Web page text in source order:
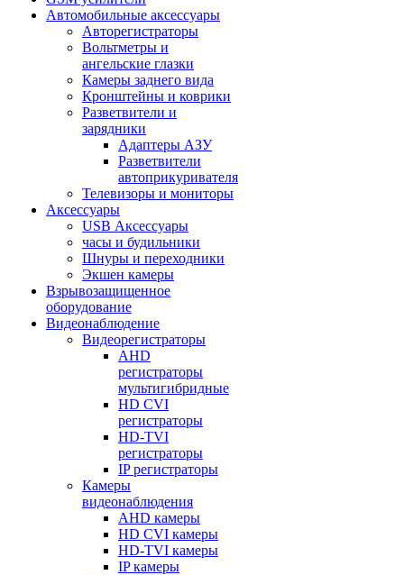
Автомобильные аксессуары
Авторегистраторы
Вольтметры и
ангельские глазки
Камеры заднего вида
Кронштейны и коврики
Разветвители и
зарядники
Адаптеры АЗУ
Разветвители
автоприкуривателя
Телевизоры и мониторы
Аксессуары
USB Аксессуары
часы и будильники
Шнуры и переходники
Экшен камеры
Взрывозащищенное
оборудование
Видеонаблюдение
Видеорегистраторы
AHD
регистраторы
мультигибридные
HD CVI
регистраторы
HD-TVI
регистраторы
IP регистраторы
Камеры
видеонаблюдения
AHD камеры
HD CVI камеры
HD-TVI камеры
IP камеры